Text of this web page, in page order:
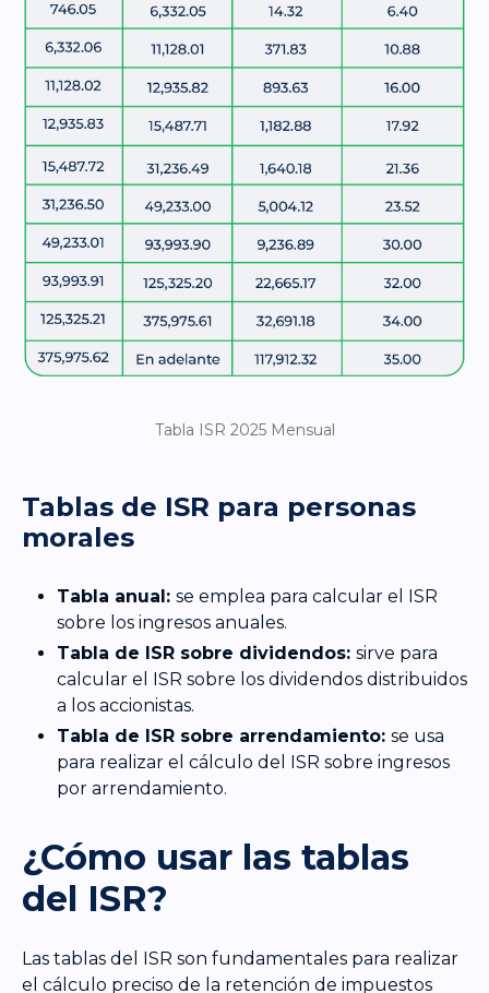
Tabla ISR 2025 Mensual
Tablas de ISR para personas
morales
Tabla anual: se emplea para calcular el ISR
sobre los ingresos anuales.
Tabla de ISR sobre dividendos: sirve para
calcular el ISR sobre los dividendos distribuidos
a los accionistas.
Tabla de ISR sobre arrendamiento: se usa
para realizar el cálculo del ISR sobre ingresos
por arrendamiento.
¿Cómo usar las tablas
del ISR?
Las tablas del ISR son fundamentales para realizar
el cálculo preciso de la retención de impuestos